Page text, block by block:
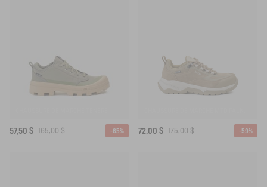
57,50 $ 165,00 $ -65% 72,00 $ 175,00 $ -59%